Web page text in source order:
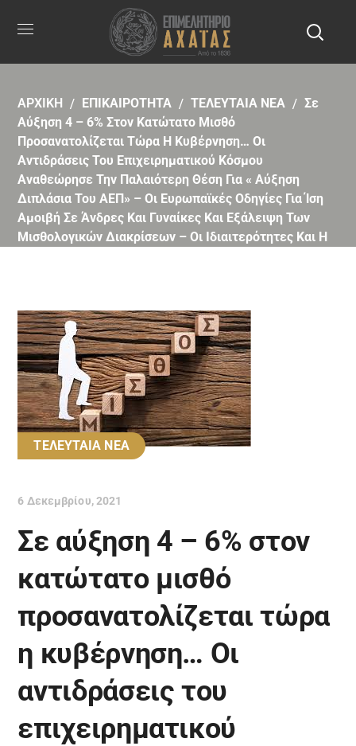
ΑΡΧΙΚΗ ΕΠΙΚΑΙΡΟΤΗΤΑ ΤΕΛΕΥΤΑΙΑ ΝΕΑ
Σε
Αύξηση 4 – 6% Στον Κατώτατο Μισθό
Προσανατολίζεται Τώρα Η Κυβέρνηση… Οι
Αντιδράσεις Του Επιχειρηματικού Κόσμου
Αναθεώρησε Την Παλαιότερη Θέση Για « Αύξηση
Διπλάσια Του ΑΕΠ» – Οι Ευρωπαϊκές Οδηγίες Για Ίση
Αμοιβή Σε Άνδρες Και Γυναίκες Και Εξάλειψη Των
Μισθολογικών Διακρίσεων – Οι Ιδιαιτερότητες Και Η
ΤΕΛΕΥΤΑΙΑ ΝΕΑ
6 Δεκεμβρίου, 2021
Σε αύξηση 4 – 6% στον
κατώτατο μισθό
προσανατολίζεται τώρα
η κυβέρνηση… Οι
αντιδράσεις του
επιχειρηματικού